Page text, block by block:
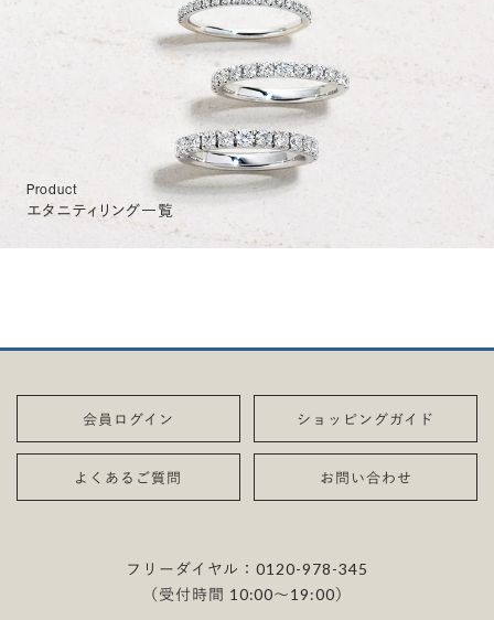
Product
エタニティリング一覧
会員ログイン ショッピングガイド
よくあるご質問 お問い合わせ
フリーダイヤル：0120-978-345
（受付時間 10:00〜19:00）